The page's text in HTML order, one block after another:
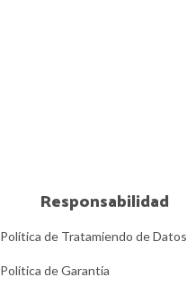
Responsabilidad
Política de Tratamiendo de Datos
Política de Garantía